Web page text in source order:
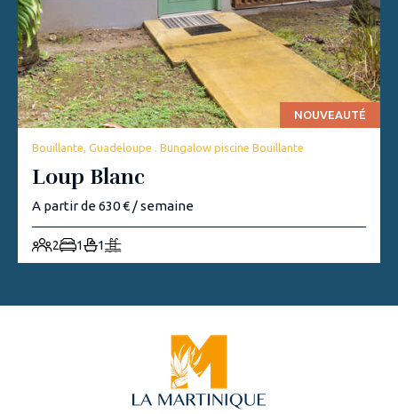
NOUVEAUTÉ
Bouillante, Guadeloupe . Bungalow piscine Bouillante
Loup Blanc
A partir de 630 € / semaine
2 1 1